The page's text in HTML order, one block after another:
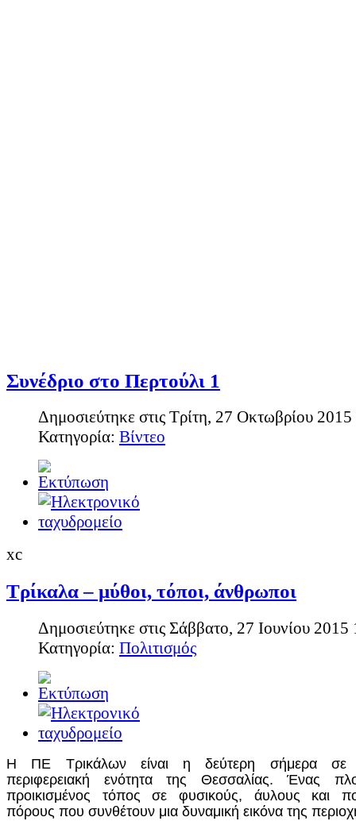
Συνέδριο στο Περτούλι 1
Δημοσιεύτηκε στις Τρίτη, 27 Οκτωβρίου
Κατηγορία: Βίντεο
xc
Τρίκαλα – μύθοι, τόποι, άνθρωποι
Δημοσιεύτηκε στις Σάββατο, 27 Ιουνίου
Κατηγορία: Πολιτισμός
Η ΠΕ Τρικάλων είναι η δεύτερη σήμερα σε
περιφερειακή ενότητα της Θεσσαλίας. Ένας
προικισμένος τόπος σε φυσικούς, άυλους και
πόρους που συνθέτουν μια δυναμική εικόνα της